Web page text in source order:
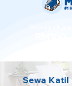
Sewa Katil